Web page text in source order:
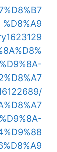
%D8%A9